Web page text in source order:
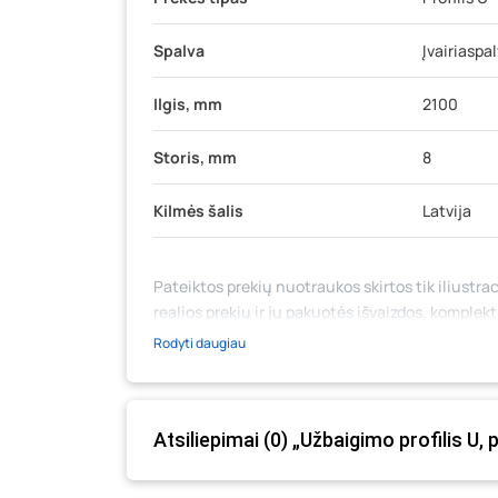
Spalva
Ilgis, mm 2100
Storis, mm 8
Kilmės šalis Latvija
Pateiktos prekių nuotraukos skirtos tik
realios prekių ir jų pakuotės išvaizdos,
medžiaga su aprašymu) yra bendrinio
prašome vadovautis ta kaina, kuri galioja
Rodyti daugiau
Atsiliepimai (0) „Užbaigimo profilis U,